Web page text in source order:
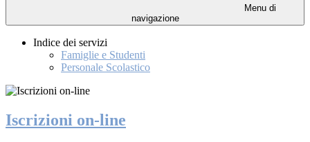
Menu di
navigazione
Indice dei servizi
Famiglie e Studenti
Personale Scolastico
Iscrizioni on-line